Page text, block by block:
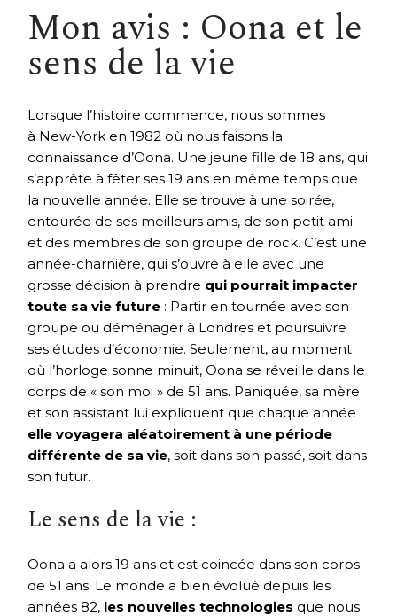
Mon avis : Oona et le
sens de la vie
Lorsque l’histoire commence, nous sommes
à New-York en 1982 où nous faisons la
connaissance d’Oona. Une jeune fille de 18 ans, qui
s’apprête à fêter ses 19 ans en même temps que
la nouvelle année. Elle se trouve à une soirée,
entourée de ses meilleurs amis, de son petit ami
et des membres de son groupe de rock. C’est une
année-charnière, qui s’ouvre à elle avec une
grosse décision à prendre qui pourrait impacter
toute sa vie future : Partir en tournée avec son
groupe ou déménager à Londres et poursuivre
ses études d’économie. Seulement, au moment
où l’horloge sonne minuit, Oona se réveille dans le
corps de « son moi » de 51 ans. Paniquée, sa mère
et son assistant lui expliquent que chaque année
elle voyagera aléatoirement à une période
différente de sa vie, soit dans son passé, soit dans
son futur.
Le sens de la vie :
Oona a alors 19 ans et est coincée dans son corps
de 51 ans. Le monde a bien évolué depuis les
années 82, les nouvelles technologies que nous